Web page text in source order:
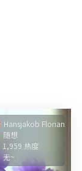
Hansjakob Florian
随想
1,959 热度
无~